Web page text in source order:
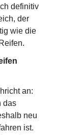
definitiv
der
wie die
an:
das
neu
ist.